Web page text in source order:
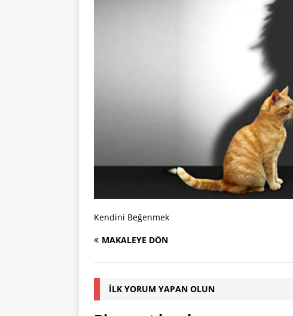
Kendini Beğenmek
MAKALEYE DÖN
İLK YORUM YAPAN OLUN